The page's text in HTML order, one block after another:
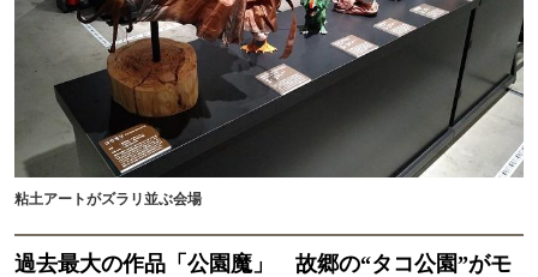
粘土アートがズラリ並ぶ会場
過去最大の作品「公園魔」 故郷の“タコ公園”がモ